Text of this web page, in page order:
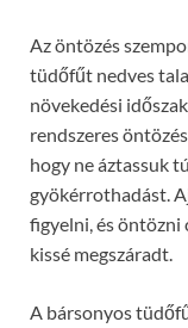
Az öntözés
tüdőfűt nedves
növekedési
rendszeres
hogy ne áztassuk
gyökérrothadást.
figyelni, és öntözni
kissé megszáradt.
A bársonyos